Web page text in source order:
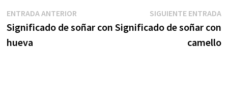
Navegación
de
ENTRADA ANTERIOREntrada
anterior:
Significado de soñar con
hueva
SIGUIENTE ENTRADA
Significado de soñar con
camello